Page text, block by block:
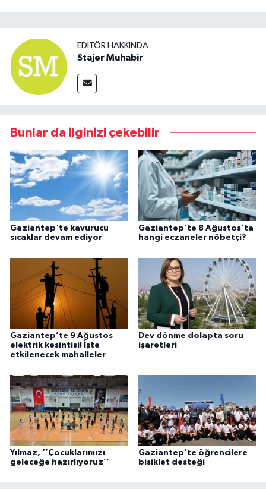
EDITÖR HAKKINDA
Stajer Muhabir
Bunlar da ilginizi çekebilir
Gaziantep'te kavurucu
sıcaklar devam ediyor
Gaziantep'te 8 Ağustos'ta
hangi eczaneler nöbetçi?
Gaziantep’te 9 Ağustos
elektrik kesintisi! İşte
etkilenecek mahalleler
Dev dönme dolapta soru
işaretleri
Yılmaz, ‘’Çocuklarımızı
geleceğe hazırlıyoruz’’
Gaziantep’te öğrencilere
bisiklet desteği